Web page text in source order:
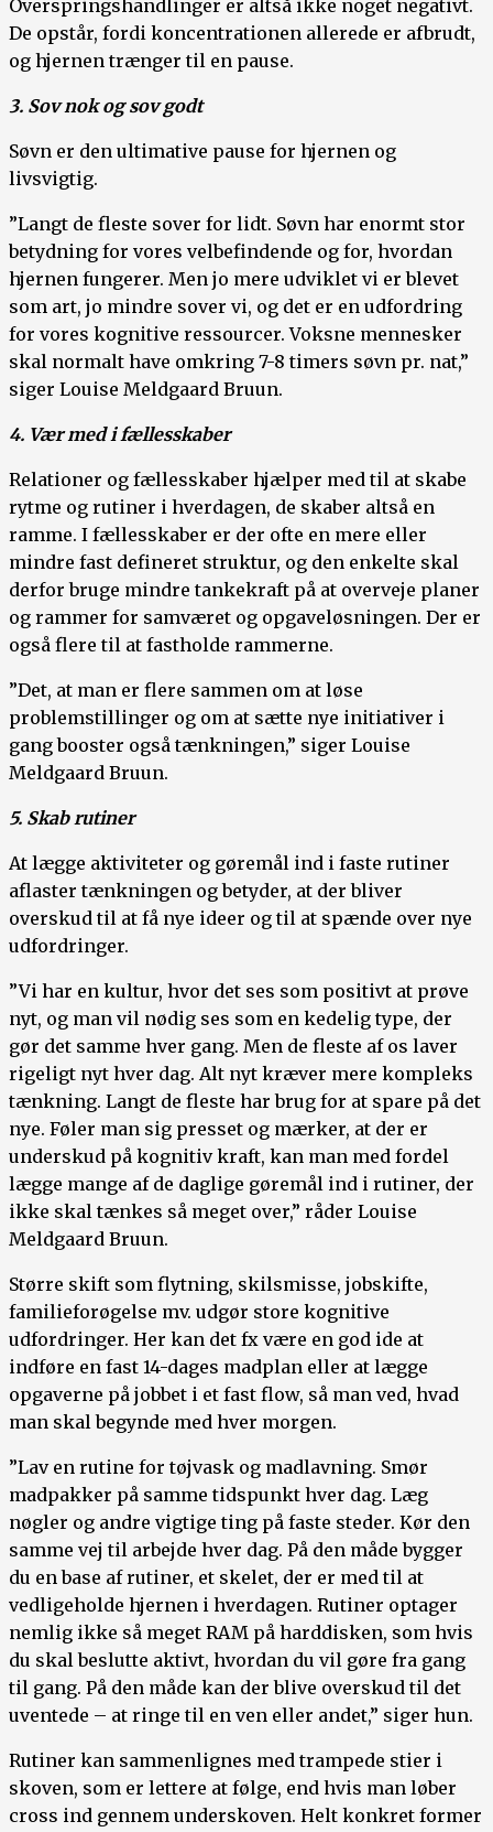
Overspringshandlinger er altså ikke noget negativt.
De opstår, fordi koncentrationen allerede er afbrudt,
og hjernen trænger til en pause.
3. Sov nok og sov godt
Søvn er den ultimative pause for hjernen og
livsvigtig.
”Langt de fleste sover for lidt. Søvn har enormt stor
betydning for vores velbefindende og for, hvordan
hjernen fungerer. Men jo mere udviklet vi er blevet
som art, jo mindre sover vi, og det er en udfordring
for vores kognitive ressourcer. Voksne mennesker
skal normalt have omkring 7-8 timers søvn pr. nat,”
siger Louise Meldgaard Bruun.
4. Vær med i fællesskaber
Relationer og fællesskaber hjælper med til at skabe
rytme og rutiner i hverdagen, de skaber altså en
ramme. I fællesskaber er der ofte en mere eller
mindre fast defineret struktur, og den enkelte skal
derfor bruge mindre tankekraft på at overveje planer
og rammer for samværet og opgaveløsningen. Der er
også flere til at fastholde rammerne.
”Det, at man er flere sammen om at løse
problemstillinger og om at sætte nye initiativer i
gang booster også tænkningen,” siger Louise
Meldgaard Bruun.
5. Skab rutiner
At lægge aktiviteter og gøremål ind i faste rutiner
aflaster tænkningen og betyder, at der bliver
overskud til at få nye ideer og til at spænde over nye
udfordringer.
”Vi har en kultur, hvor det ses som positivt at prøve
nyt, og man vil nødig ses som en kedelig type, der
gør det samme hver gang. Men de fleste af os laver
rigeligt nyt hver dag. Alt nyt kræver mere kompleks
tænkning. Langt de fleste har brug for at spare på det
nye. Føler man sig presset og mærker, at der er
underskud på kognitiv kraft, kan man med fordel
lægge mange af de daglige gøremål ind i rutiner, der
ikke skal tænkes så meget over,” råder Louise
Meldgaard Bruun.
Større skift som flytning, skilsmisse, jobskifte,
familieforøgelse mv. udgør store kognitive
udfordringer. Her kan det fx være en god ide at
indføre en fast 14-dages madplan eller at lægge
opgaverne på jobbet i et fast flow, så man ved, hvad
man skal begynde med hver morgen.
”Lav en rutine for tøjvask og madlavning. Smør
madpakker på samme tidspunkt hver dag. Læg
nøgler og andre vigtige ting på faste steder. Kør den
samme vej til arbejde hver dag. På den måde bygger
du en base af rutiner, et skelet, der er med til at
vedligeholde hjernen i hverdagen. Rutiner optager
nemlig ikke så meget RAM på harddisken, som hvis
du skal beslutte aktivt, hvordan du vil gøre fra gang
til gang. På den måde kan der blive overskud til det
uventede – at ringe til en ven eller andet,” siger hun.
Rutiner kan sammenlignes med trampede stier i
skoven, som er lettere at følge, end hvis man løber
cross ind gennem underskoven. Helt konkret former